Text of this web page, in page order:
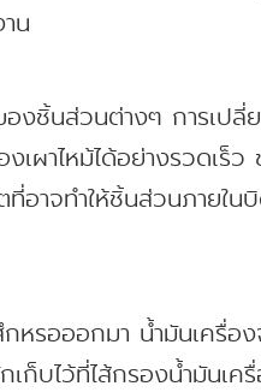
น
องชิ้นส่วนต่างๆ การเปลี่
เผาไหม้ได้อย่างรวดเร็
อาจทำให้ชิ้นส่วนภายใน
หรอออกมา น้ำมันเครื่อง
ก็บไว้ที่ไส้กรองน้ำมันเค